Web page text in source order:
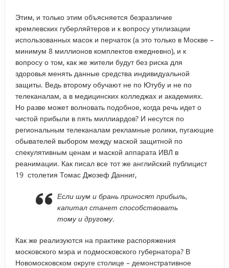
Этим, и только этим объясняется безразличие
кремлевских губерляйтеров и к вопросу утилизации
использованных масок и перчаток (а это только в Москве –
минимум 8 миллионов комплектов ежедневно), и к
вопросу о том, как же жители будут без риска для
здоровья менять данные средства индивидуальной
защиты. Ведь второму обучают не по Ютубу и не по
телеканалам, а в медицинских колледжах и академиях.
Но разве может волновать подобное, когда речь идет о
чистой прибыли в пять миллиардов? И несутся по
региональным телеканалам рекламные ролики, пугающие
обывателей выбором между маской защитной по
спекулятивным ценам и маской аппарата ИВЛ в
реанимации. Как писал все тот же английский публицист
19 столетия Томас Джозеф Данниг,
Если шум и брань приносят прибыль,
капитал станет способствовать
тому и другому.
Как же реализуются на практике распоряжения
московского мэра и подмосковского губернатора? В
Новомосковском округе столице – демонстративное